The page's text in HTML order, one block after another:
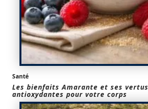
Santé
Les bienfaits Amarante et ses vertus
antioxydantes pour votre corps